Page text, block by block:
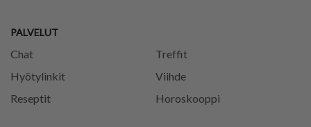
PALVELUT
Chat
Treffit
Hyötylinkit
Viihde
Reseptit
Horoskooppi